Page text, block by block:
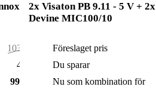
103,00 kr
4,00 kr
99,00 kr
2x Visaton PB 9.11 - 5 V + 2x
Devine MIC100/10
Föreslaget pris
Du sparar
Nu som kombination för